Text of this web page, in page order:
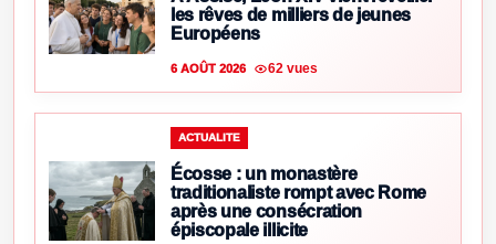
les rêves de milliers de jeunes
Européens
6 AOÛT 2026 62 vues
ACTUALITE
Écosse : un monastère
traditionaliste rompt avec Rome
après une consécration
épiscopale illicite